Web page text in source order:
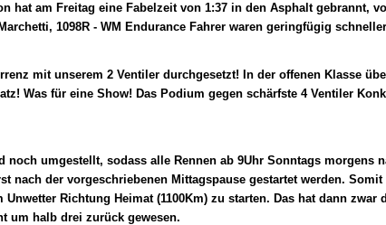
hat am Freitag eine Fabelzeit von 1:37 in den Asphalt gebrannt,
Marchetti, 1098R - WM Endurance Fahrer waren
mit unserem 2 Ventiler durchgesetzt! In der offenen Klasse
Was für eine Show! Das Podium gegen schärfste 4 Ventiler
umgestellt, sodass alle Rennen ab 9Uhr Sonntags morgens
nach der vorgeschriebenen Mittagspause gestartet werden.
Richtung Heimat (1100Km) zu starten. Das hat dann zwar
Nacht um halb drei zurück gewesen.